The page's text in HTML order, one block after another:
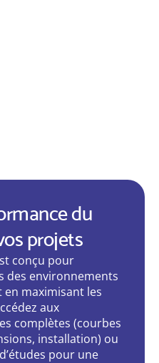
du
projets
conçu pour
des environnements
maximisant les
aux
complètes (courbes
installation) ou
pour une